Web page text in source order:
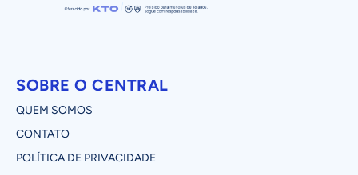
SOBRE O CENTRAL
QUEM SOMOS
CONTATO
POLÍTICA DE PRIVACIDADE